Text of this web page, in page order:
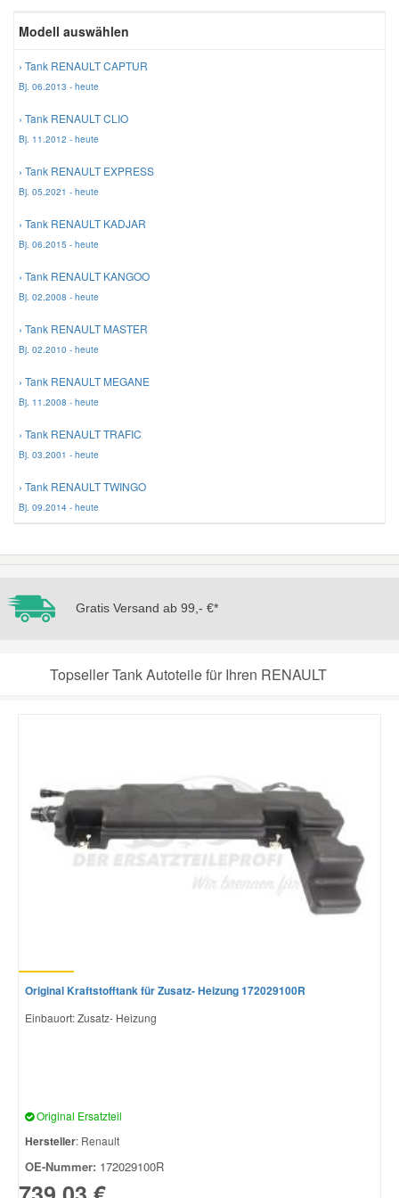
Modell auswählen
› Tank RENAULT CAPTUR
Bj. 06.2013 - heute
› Tank RENAULT CLIO
Bj. 11.2012 - heute
› Tank RENAULT EXPRESS
Bj. 05.2021 - heute
› Tank RENAULT KADJAR
Bj. 06.2015 - heute
› Tank RENAULT KANGOO
Bj. 02.2008 - heute
› Tank RENAULT MASTER
Bj. 02.2010 - heute
› Tank RENAULT MEGANE
Bj. 11.2008 - heute
› Tank RENAULT TRAFIC
Bj. 03.2001 - heute
› Tank RENAULT TWINGO
Bj. 09.2014 - heute
Gratis Versand ab 99,- €*
Topseller Tank Autoteile für Ihren RENAULT
Original Kraftstofftank für Zusatz- Heizung 172029100R
Einbauort: Zusatz- Heizung
Original Ersatzteil
Hersteller: Renault
OE-Nummer: 172029100R
Scheibenreinigung
Zündanlage und Glühanlage
Reparatur-Zubehör
Schlüsselgehäuse
Winter-Autozubehör
Daewoo Ersatzteile
Daihatsu Ersatzteile
Dodge Ersatzteile
Honda Ersatzteile
Jeep Ersatzteile
Kia Ersatzteile
Lancia Ersatzteile
Mazda Ersatzteile
Mercedes Ersatzteile
Skoda Ersatzteile
Smart Ersatzteile
Vauxhall Ersatzteile